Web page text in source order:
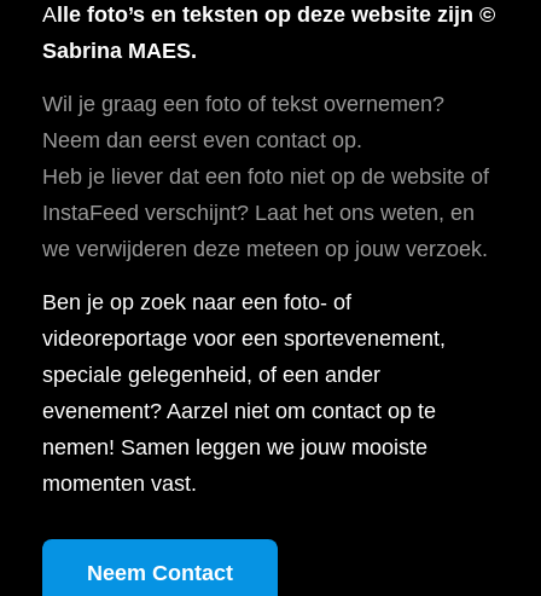
Alle foto’s en teksten op deze website zijn ©
Sabrina MAES.
Wil je graag een foto of tekst overnemen?
Neem dan eerst even contact op.
Heb je liever dat een foto niet op de website of
InstaFeed verschijnt? Laat het ons weten, en
we verwijderen deze meteen op jouw verzoek.
Ben je op zoek naar een foto- of
videoreportage voor een sportevenement,
speciale gelegenheid, of een ander
evenement? Aarzel niet om contact op te
nemen! Samen leggen we jouw mooiste
momenten vast.
Neem Contact